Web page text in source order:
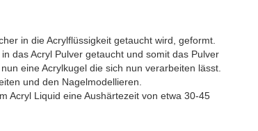
in die Acrylflüssigkeit getaucht wird, geformt.
das Acryl Pulver getaucht und somit das Pulver
eine Acrylkugel die sich nun verarbeiten lässt.
und den Nagelmodellieren.
Acryl Liquid eine Aushärtezeit von etwa 30-45